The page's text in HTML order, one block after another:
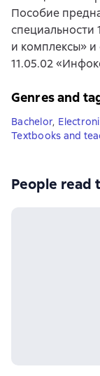
Пособие
специальности
и комплексы» и
11.05.02
Genres and
Bachelor,
Textbooks and
People read